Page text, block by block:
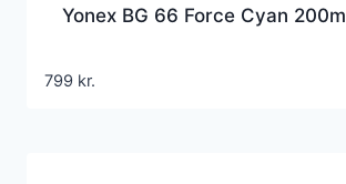
Yonex BG 66 Force Cyan 200m
799 kr.